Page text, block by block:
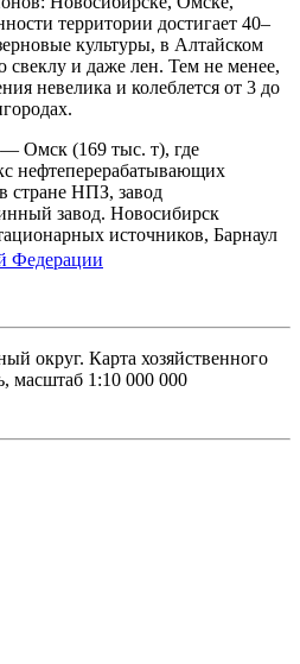
Федерации
территории достигает 40–
культуры, в Алтайском
и даже лен. Тем не менее,
невелика и колеблется от 3 до
Омск (169 тыс. т), где
нефтеперерабатывающих
стране НПЗ, завод
завод. Новосибирск
источников, Барнаул
округ. Карта хозяйственного
масштаб 1:10 000 000